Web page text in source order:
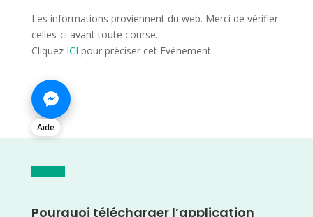
Les informations proviennent du web. Merci de vérifier
celles-ci avant toute course.
Cliquez ICI pour préciser cet Evènement
Aide
Pourquoi télécharger l’application